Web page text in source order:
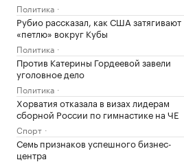
Политика
Рубио рассказал, как США затягивают
«петлю» вокруг Кубы
Политика
Против Катерины Гордеевой завели
уголовное дело
Политика
Хорватия отказала в визах лидерам
сборной России по гимнастике на ЧЕ
Спорт
Семь признаков успешного бизнес-
центра